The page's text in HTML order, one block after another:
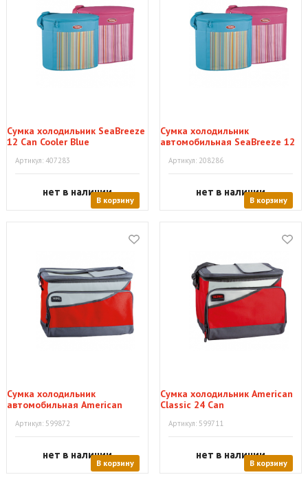
Сумка холодильник SeaBreeze
12 Can Cooler Blue
Артикул: 407283
нет в наличии
В корзину
Сумка холодильник
автомобильная SeaBreeze 12
Артикул: 208286
нет в наличии
В корзину
Сумка холодильник
автомобильная American
Артикул: 599872
нет в наличии
В корзину
Сумка холодильник American
Classic 24 Can
Артикул: 599711
нет в наличии
В корзину